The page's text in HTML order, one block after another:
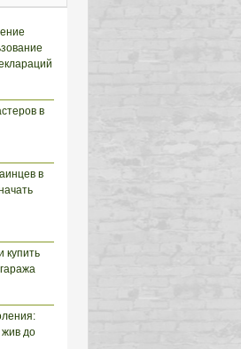
в
в
купить
жив до